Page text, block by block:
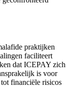
praktijken
faciliteert
dat ICEPAY zich
is voor
financiële risicos